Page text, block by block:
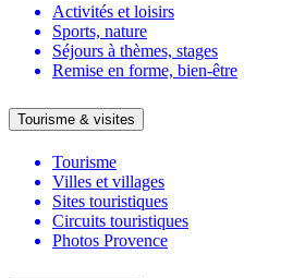
Activités et loisirs
Sports, nature
Séjours à thèmes, stages
Remise en forme, bien-être
Tourisme & visites
Tourisme
Villes et villages
Sites touristiques
Circuits touristiques
Photos Provence